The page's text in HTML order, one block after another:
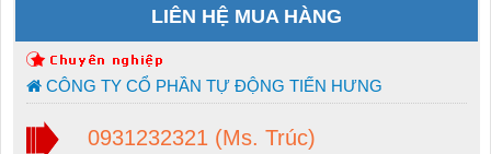
LIÊN HỆ MUA HÀNG
CÔNG TY CỔ PHẦN TỰ ĐỘNG TIẾN HƯNG
0931232321 (Ms. Trúc)